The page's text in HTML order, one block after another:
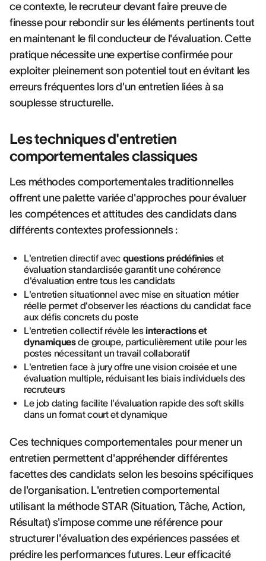
ce contexte, le recruteur devant faire preuve de
finesse pour rebondir sur les éléments pertinents tout
en maintenant le fil conducteur de l'évaluation. Cette
pratique nécessite une expertise confirmée pour
exploiter pleinement son potentiel tout en évitant les
erreurs fréquentes lors d'un entretien liées à sa
souplesse structurelle.
Les techniques d'entretien
comportementales classiques
Les méthodes comportementales traditionnelles
offrent une palette variée d'approches pour évaluer
les compétences et attitudes des candidats dans
différents contextes professionnels :
L'entretien directif avec questions prédéfinieset
évaluation standardisée garantit une cohérence
d'évaluation entre tous les candidats
L'entretien situationnel avec mise en situation métier
réelle permet d'observer les réactions du candidat face
aux défis concrets du poste
L'entretien collectif révèle les interactions et
dynamiquesde groupe, particulièrement utile pour les
postes nécessitant un travail collaboratif
L'entretien face à jury offre une vision croisée et une
évaluation multiple, réduisant les biais individuels des
recruteurs
Le job dating facilite l'évaluation rapide des soft skills
dans un format court et dynamique
Ces techniques comportementales pour mener un
entretien permettent d'appréhender différentes
facettes des candidats selon les besoins spécifiques
de l'organisation. L'entretien comportemental
utilisant la méthode STAR (Situation, Tâche, Action,
Résultat) s'impose comme une référence pour
structurer l'évaluation des expériences passées et
prédire les performances futures. Leur efficacité